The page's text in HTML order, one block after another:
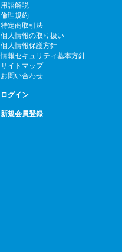
用語解説
倫理規約
特定商取引法
個人情報の取り扱い
個人情報保護方針
情報セキュリティ基本方針
サイトマップ
お問い合わせ
ログイン
新規会員登録